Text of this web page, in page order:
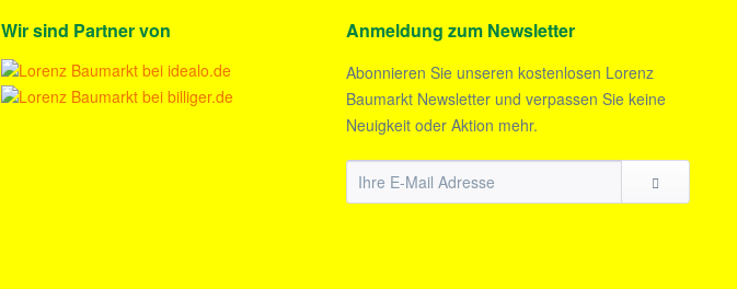
Wir sind Partner von Anmeldung zum Newsletter
Abonnieren Sie unseren kostenlosen Lorenz
Baumarkt Newsletter und verpassen Sie keine
Neuigkeit oder Aktion mehr.